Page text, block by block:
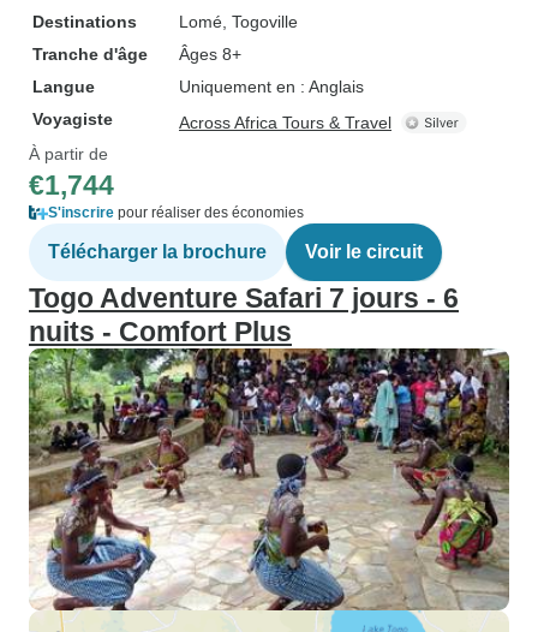
Destinations
Lomé , Togoville
Tranche d'âge
Âges 8+
Langue
Uniquement en : Anglais
Voyagiste
Across Africa Tours & Travel
À partir de
€1,744
S'inscrire pour réaliser des économies
Télécharger la brochure Voir le circuit
Togo Adventure Safari 7 jours - 6
nuits - Comfort Plus